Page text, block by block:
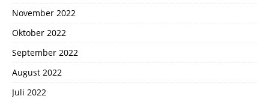
November 2022
Oktober 2022
September 2022
August 2022
Juli 2022